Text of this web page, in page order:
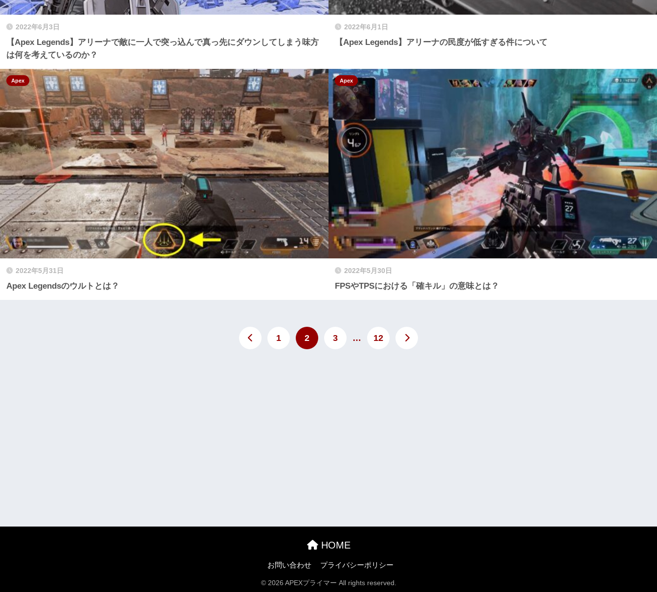
2022年6月3日
【Apex Legends】アリーナで敵に一人で突っ込んで真っ先にダウンしてしまう味方
は何を考えているのか？
2022年6月1日
【Apex Legends】アリーナの民度が低すぎる件について
2022年5月31日
Apex Legendsのウルトとは？
Apex
2022年5月30日
FPSやTPSにおける「確キル」の意味とは？
Apex
1 2 3 … 12
HOME
お問い合わせ プライバシーポリシー
© 2026 APEXプライマー All rights reserved.